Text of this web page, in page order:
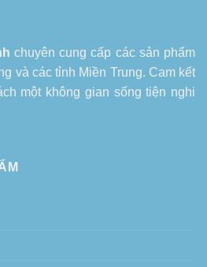
chuyên cung cấp các sản phẩm
và các tỉnh Miền Trung. Cam kết
một không gian sống tiện nghi